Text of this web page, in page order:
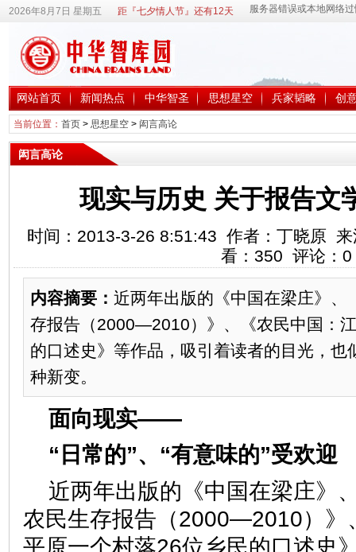
2026年8月7日 星期五 距『七夕情人节』还有12天
网站首页 新闻热点 中华智圣 思想星空 兵家韬略 创
当前位置： 首页> 思想星空> 闳言高论
闳言高论
现实与历史 关于报告文
时间：2013-3-26 8:51:43 作者：丁晓原
看： 350 评论： 0
内容摘要： 近两年出版的《中国在梁庄》
存报告（2000—2010）》、《农民中国：
的口述史》等作品，吸引着读者的目光，也
种新变。
面向现实——
“日常的”、“有意味的”受
近两年出版的《中国在梁庄
农民生存报告（2000—2010）》
平原一个村落26位乡民的口述史